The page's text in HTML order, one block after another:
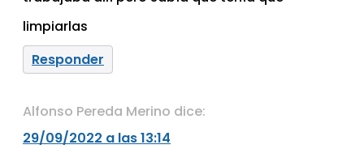
limpiarlas
Responder
Alfonso Pereda Merino dice:
29/09/2022 a las 13:14